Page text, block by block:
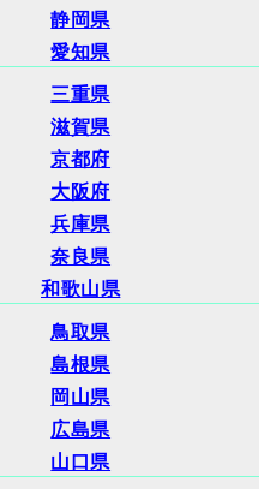
静岡県
愛知県
三重県
滋賀県
京都府
大阪府
兵庫県
奈良県
和歌山県
鳥取県
島根県
岡山県
広島県
山口県